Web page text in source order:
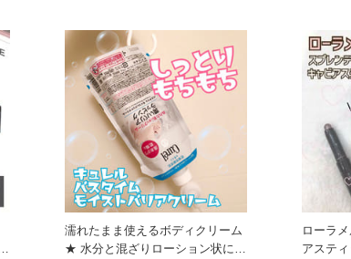
濡れたまま使えるボディクリーム
★ 水分と混ざりローション状に変
ローラ
アスティ